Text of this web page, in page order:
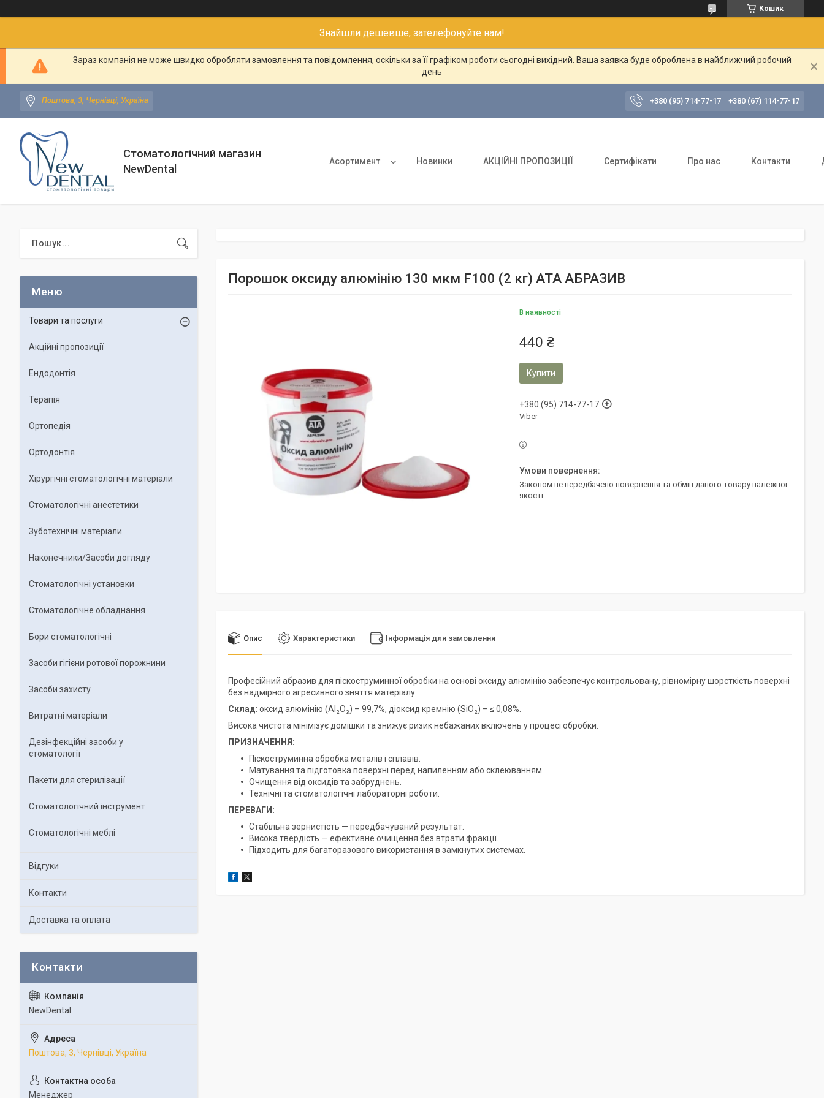
Кошик
Знайшли дешевше, зателефонуйте нам!
Зараз компанія не може швидко обробляти замовлення та повідомлення, оскільки за її графіком роботи сьогодні вихідний. Ваша заявка буде оброблена в найближчий робочий
день
Поштова, 3, Чернівці, Україна +380 (95) 714-77-17 +380 (67) 114-77-17
Стоматологічний магазин
NewDental
Асортимент Новинки АКЦІЙНІ ПРОПОЗИЦІЇ Сертифікати Про нас Контакти
Порошок оксиду алюмінію 130 мкм F100 (2 кг) АТА АБРАЗИВ
В наявності
440 ₴
Купити
+380 (95) 714-77-17
Viber
Законом не передбачено повернення та обмін даного товару належної
якості
Опис Характеристики Інформація для замовлення
Професійний абразив для піскоструминної обробки на основі оксиду алюмінію забезпечує контрольовану, рівномірну шорсткість поверхні
без надмірного агресивного зняття матеріалу.
Склад: оксид алюмінію (Al₂O₃) – 99,7%, діоксид кремнію (SiO₂) – ≤ 0,08%.
Висока чистота мінімізує домішки та знижує ризик небажаних включень у процесі обробки.
ПРИЗНАЧЕННЯ:
Піскоструминна обробка металів і сплавів.
Матування та підготовка поверхні перед напиленням або склеюванням.
Очищення від оксидів та забруднень.
Технічні та стоматологічні лабораторні роботи.
ПЕРЕВАГИ:
Стабільна зернистість — передбачуваний результат.
Висока твердість — ефективне очищення без втрати фракції.
Підходить для багаторазового використання в замкнутих системах.
Товари та послуги
Акційні пропозиції
Ендодонтія
Терапія
Ортопедія
Ортодонтія
Хірургічні стоматологічні матеріали
Стоматологічні анестетики
Зуботехнічні матеріали
Наконечники/Засоби догляду
Стоматологічні установки
Стоматологічне обладнання
Бори стоматологічні
Засоби гігієни ротової порожнини
Засоби захисту
Витратні матеріали
Дезінфекційні засоби у
стоматології
Пакети для стерилізації
Стоматологічний інструмент
Стоматологічні меблі
Відгуки
Контакти
Доставка та оплата
NewDental
Поштова, 3, Чернівці, Україна
Менеджер